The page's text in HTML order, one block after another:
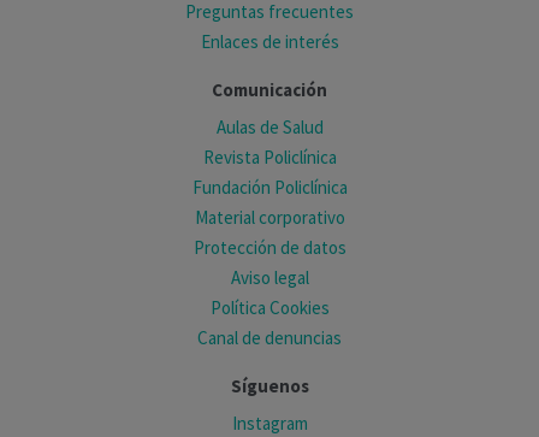
Preguntas frecuentes
Enlaces de interés
Comunicación
Aulas de Salud
Revista Policlínica
Fundación Policlínica
Material corporativo
Protección de datos
Aviso legal
Política Cookies
Canal de denuncias
Síguenos
Instagram